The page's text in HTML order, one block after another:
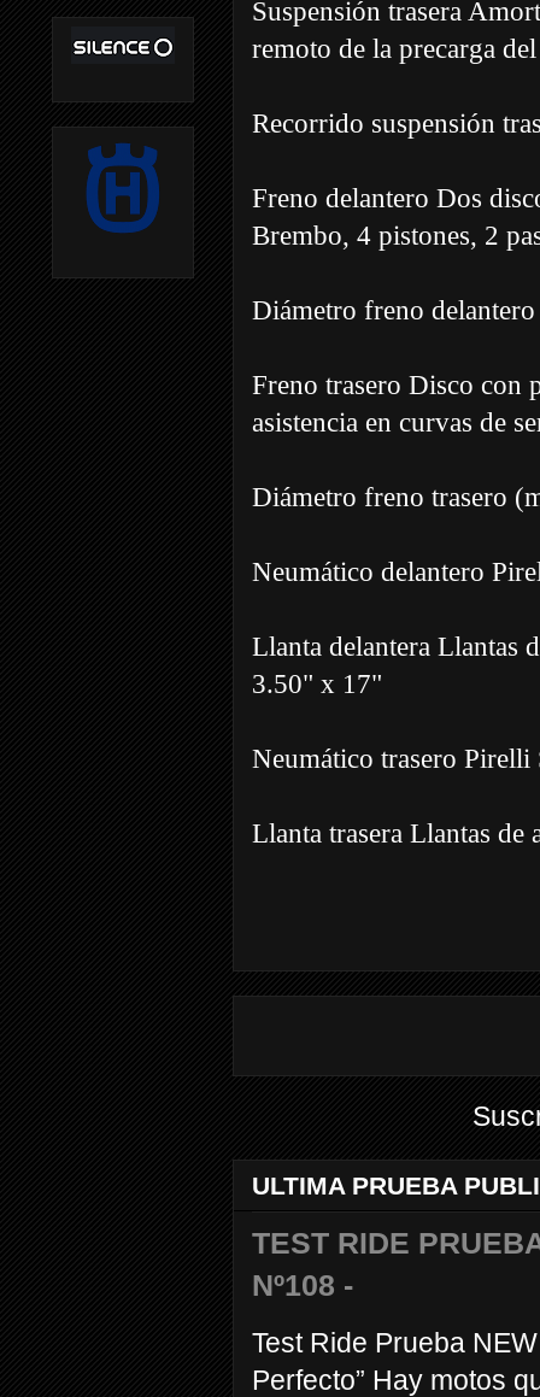
Suspensión trasera
remoto de la precarga
Recorrido suspensión
Freno delantero Dos
Brembo, 4 pistones, 2
Diámetro freno
Freno trasero Disco con
asistencia en curvas de
Diámetro freno trasero
Neumático delantero
Llanta delantera Llantas
3.50" x 17"
Neumático trasero
Llanta trasera Llantas
ULTIMA PRUEBA
TEST RIDE
Nº108 -
Test Ride Prueba
Perfecto” Hay motos